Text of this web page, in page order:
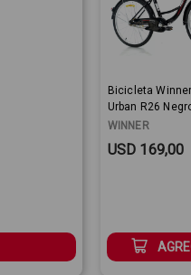
Bicicleta
Urban R26
WINNER
Sale Price:
USD 169,00